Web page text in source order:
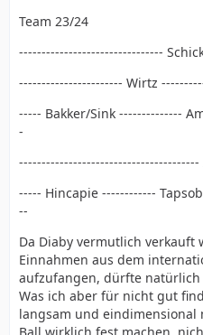
Team 23/24
--------------------------------
----------------------- Wirtz
----- Bakker/Sink --------------
-
----- Hincapie ------------
--
Da Diaby vermutlich
Einnahmen aus dem
aufzufangen, dürfte natürlich
Was ich aber für nicht gut
langsam und eindimensional